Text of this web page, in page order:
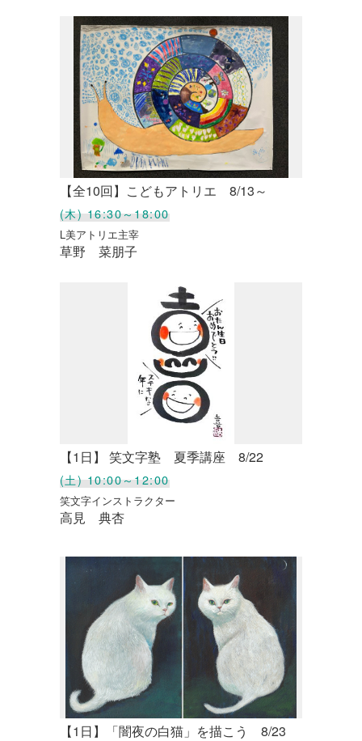
【全10回】こどもアトリエ 8/13～
(木) 16:30～18:00
L美アトリエ主宰
草野 菜朋子
【1日】 笑文字塾 夏季講座 8/22
(土) 10:00～12:00
笑文字インストラクター
高見 典杏
【1日】「闇夜の白猫」を描こう 8/23